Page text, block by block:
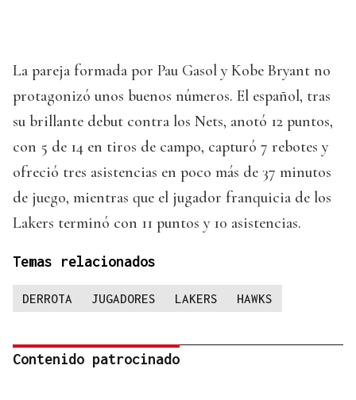
La pareja formada por Pau Gasol y Kobe Bryant no
protagonizó unos buenos números. El español, tras
su brillante debut contra los Nets, anotó 12 puntos,
con 5 de 14 en tiros de campo, capturó 7 rebotes y
ofreció tres asistencias en poco más de 37 minutos
de juego, mientras que el jugador franquicia de los
Lakers terminó con 11 puntos y 10 asistencias.
Temas relacionados
DERROTA JUGADORES LAKERS HAWKS
Contenido patrocinado